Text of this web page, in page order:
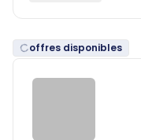
offres disponibles